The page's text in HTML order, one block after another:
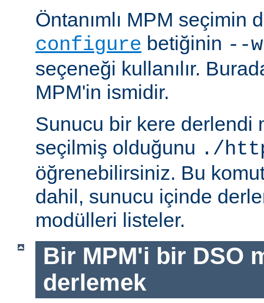
Öntanımlı MPM seçimin
configure betiğinin --
seçeneği kullanılır.
MPM'in ismidir.
Sunucu bir kere derlendi
seçilmiş olduğunu ./
öğrenebilirsiniz. Bu
dahil, sunucu içinde
modülleri listeler.
Bir MPM'i bir DSO
derlemek